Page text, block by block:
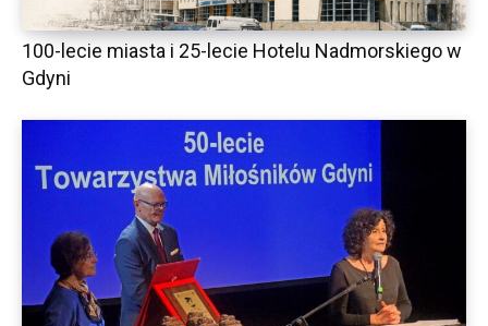
100-lecie miasta i 25-lecie Hotelu Nadmorskiego w
Gdyni